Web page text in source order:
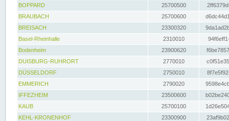
BOPPARD
25700500
BRAUBACH
25700600
BREISACH
23300320
Basel-Rheinhalle
2310010
Bodenheim
23900620
DUISBURG-RUHRORT
2770010
DÜSSELDORF
2750010
EMMERICH
2790020
IFFEZHEIM
23500600
KAUB
25700100
KEHL-KRONENHOF
23300900